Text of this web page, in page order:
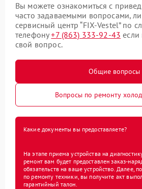
Вы можете ознакомиться с
часто задаваемыми вопросами,
сервисный центр “FIX-Vestel” по
телефону+7 (863) 333-92-43 если
свой вопрос.
Общие вопросы
Вопросы по ремонту
Какие документы вы предоставляете?
На этапе приема устройства на
ремонт вам будет предоставлен заказ-
обязательств на ваше устройство. Далее,
по ремонту техники, вы получите акт
гарантийный талон.